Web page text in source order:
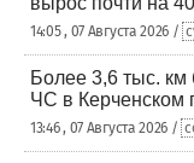
14:05 , 07 Августа 2026 /
Более 3,6 тыс. км
ЧС в Керченском
13:46 , 07 Августа 2026 /